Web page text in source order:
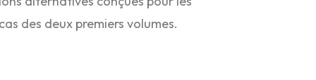
des deux premiers volumes.